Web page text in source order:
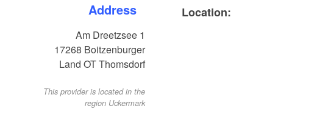
Address
Am Dreetzsee 1
17268 Boitzenburger
Land OT Thomsdorf
This provider is located in the
region Uckermark
Location: